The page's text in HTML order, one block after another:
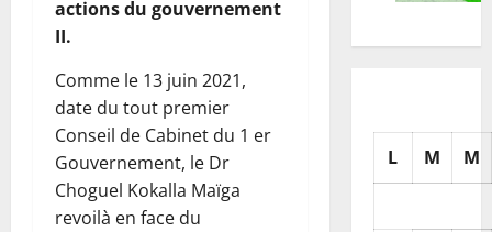
actions du gouvernement
II.
Comme le 13 juin 2021,
date du tout premier
Conseil de Cabinet du 1 er
Gouvernement, le Dr
Choguel Kokalla Maïga
revoilà en face du
L M M